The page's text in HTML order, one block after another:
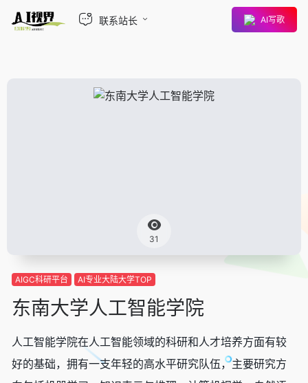
联系站长 AI写歌
31
AIGC科研平台 AI专业大陆大学TOP
东南大学人工智能学院
人工智能学院在人工智能领域的科研和人才培养方面有较
好的基础，拥有一支年轻的高水平研究队伍，主要研究方